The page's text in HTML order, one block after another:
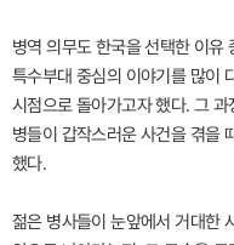
병역 의무도 한국을 선택한 이유
특수부대 중심의 이야기를 많이
시점으로 돌아가고자 했다. 그
병들이 갑작스러운 사건을 겪을
했다.
젊은 병사들이 눈앞에서 거대한